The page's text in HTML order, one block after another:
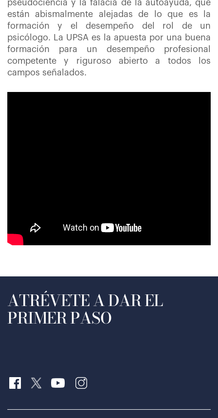
pseudociencia y la falacia de la autoayuda, que
están abismalmente alejadas de lo que es la
formación y el desempeño del rol de un
psicólogo. La UPSA es la apuesta por una buena
formación para un desempeño profesional
competente y riguroso abierto a todos los
campos señalados.
ATRÉVETE A DAR EL
PRIMER PASO